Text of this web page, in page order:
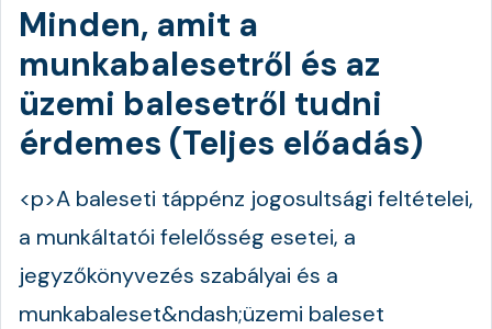
Minden, amit a
munkabalesetről és az
üzemi balesetről tudni
érdemes (Teljes előadás)
<p>A baleseti táppénz jogosultsági feltételei,
a munkáltatói felelősség esetei, a
jegyzőkönyvezés szabályai és a
munkabaleset&ndash;üzemi baleset